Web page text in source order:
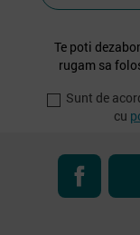
Te poti
rugam sa
Sunt de
cu